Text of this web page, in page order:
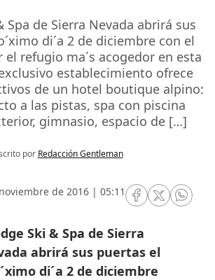
Spa de Sierra Nevada abrirá sus
di´a 2 de diciembre con el
refugio ma´s acogedor en esta
establecimiento ofrece
de un hotel boutique alpino:
a las pistas, spa con piscina
gimnasio, espacio de […]
por Redacción Gentleman
de 2016 | 05:11
RRSS Facebook
RRSSRRSS
Ski & Spa de Sierra
abrirá sus puertas el
di´a 2 de diciembre